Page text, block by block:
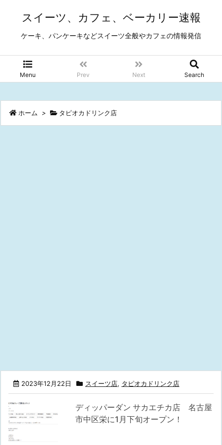
スイーツ、カフェ、ベーカリー速報
ケーキ、パンケーキなどスイーツ全般やカフェの情報発信
Menu Prev Next Search
ホーム > タピオカドリンク店
2023年12月22日 スイーツ店, タピオカドリンク店
ディッパーダン サカエチカ店 名古屋
市中区栄に1月下旬オープン！